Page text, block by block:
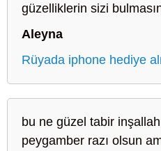
güzelliklerin sizi
Aleyna
Rüyada iphone hediye
bu ne güzel tabir
peygamber razı olsun